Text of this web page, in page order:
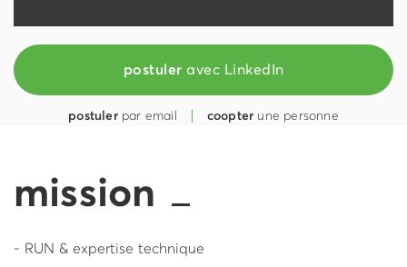
postuler avec LinkedIn
postulerpar email coopter une personne
mission
- RUN & expertise technique